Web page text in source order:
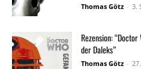
Thomas Götz - 3.
Rezension:
der Daleks”
Thomas Götz -